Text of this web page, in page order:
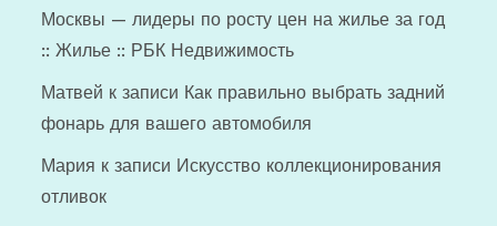
Москвы — лидеры по росту цен на жилье за год
:: Жилье :: РБК Недвижимость
Матвей к записи Как правильно выбрать задний
фонарь для вашего автомобиля
Мария к записи Искусство коллекционирования
отливок